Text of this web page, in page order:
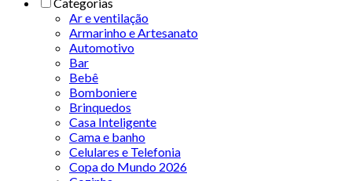
Ar e ventilação
Armarinho e Artesanato
Automotivo
Bar
Bebê
Bomboniere
Brinquedos
Casa Inteligente
Cama e banho
Celulares e Telefonia
Copa do Mundo 2026